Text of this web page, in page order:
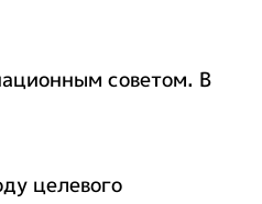
советом. В
целевого